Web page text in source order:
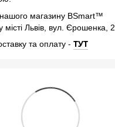
магазину BSmart™
Львів, вул. Єрошенка, 2.
та оплату - ТУТ